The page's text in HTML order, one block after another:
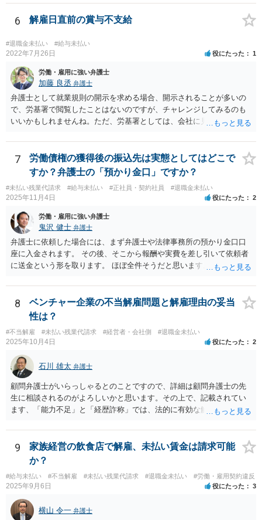
6 解雇日直前の賞与不支給
#退職金未払い #給与未払い
2022年7月26日 役にたった 1
労働・雇用に強い弁護士
加藤 良丞 弁護士
弁護士として就業規則の開示を求める場合、開示されることが多いの
で、労基署で閲覧したことはないのですが、チャレンジしてみるのも
いいかもしれませんね。ただ、労基署としては、会社に見せてもらっ
ることを端的に理解してもらう必要があると思います。よって、就業
規則の開示に関するやりとりはメール等の形に残る方法で行うのが良
いと思います。
7
労働債権の獲得後の振込先は実態としてはどこで
すか？弁護士の「預かり金口」ですか？
#未払い残業代請求 #給与未払い #正社員・契約社員 #退職金未払い
2025年11月4日 役にたった 2
労働・雇用に強い弁護士
鬼沢 健士 弁護士
弁護士に依頼した場合には、まず弁護士や法律事務所の預かり金口口
座に入金されます。 その後、そこから報酬や実費を差し引いて依頼者
に送金という形を取ります。 ほぼ全件そうだと思います。
8
ベンチャー企業の不当解雇問題と解雇理由の妥当
性は？
#不当解雇 #未払い残業代請求 #経営者・会社側 #退職金未払い
2025年10月4日 役にたった 2
石川 雄太 弁護士
顧問弁護士がいらっしゃるとのことですので、詳細は顧問弁護士の先
生に相談されるのがよろしいかと思います。その上で、記載されてい
ます、「能力不足」と「経歴詐称」では、法的に有効な解雇理由とす
いのです。 また、高度人材の中途社員であっても、解雇しやすいわけ
ではないです。 労働契約法１６条では、「解雇は、客観的に合理的な
理由を欠き、社会通念上相当であると認められない場合は、その権利
を濫用したものとして、無効とする。」と定めています。 そのため、
解雇が認められるためには、「改善の見込みがないほどの著しい能力
不足」や「会社に重大な損害を与えた」などの客観的の事情及び証拠
が必要となります。今回のケースのように、一度の会議資料の誤り程
度では、適法な解雇理由として認められることはまずありません。 ま
9
家族経営の飲食店で解雇、未払い賃金は請求可能
か？
#給与未払い #不当解雇 #未払い残業代請求 #退職金未払い #労働・雇用契約違反
2025年9月6日 役にたった 3
横山 令一 弁護士